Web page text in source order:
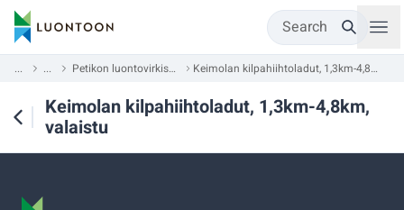
Search
... ... Petikon luontovirkistysalue Keimolan kilpahiihtoladut, 1,3km-4,8km, valaistu
Keimolan kilpahiihtoladut, 1,3km-4,8km,
valaistu